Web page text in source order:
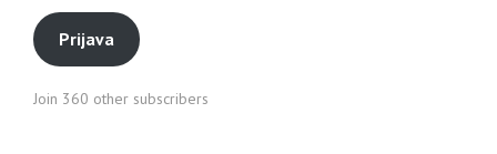
Prijava
Join 360 other subscribers